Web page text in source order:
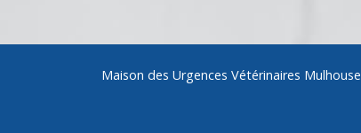
Maison des Urgences Vétérinaires Mulhouse